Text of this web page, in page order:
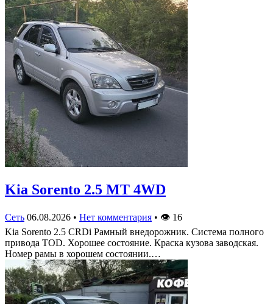
Kia Sorento 2.5 MT 4WD
Сеть 06.08.2026 • Нет комментария • 👁 16
Kia Sorento 2.5 CRDi Рамный внедорожник. Система полного
привода TOD. Хорошее состояние. Краска кузова заводская.
Номер рамы в хорошем состоянии.…